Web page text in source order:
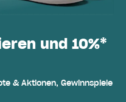
und 10%*
& Aktionen, Gewinnspiele